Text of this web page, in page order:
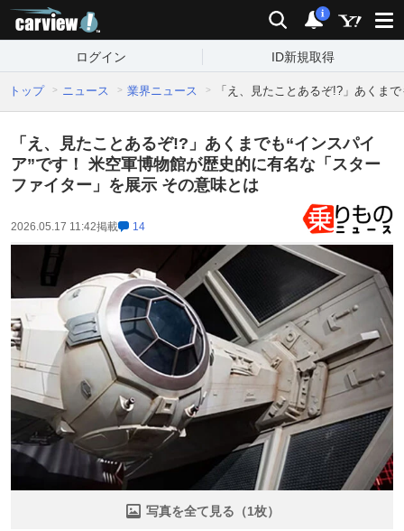
検索 通知
i
ログイン ID新規取得
トップ ニュース 業界ニュース 「え、見たことあるぞ!?」あくま
「え、見たことあるぞ!?」あくまでも“インスパイ
ア”です！ 米空軍博物館が歴史的に有名な「スター
ファイター」を展示 その意味とは
2026.05.17 11:42掲載 14
写真を全て見る（1枚）